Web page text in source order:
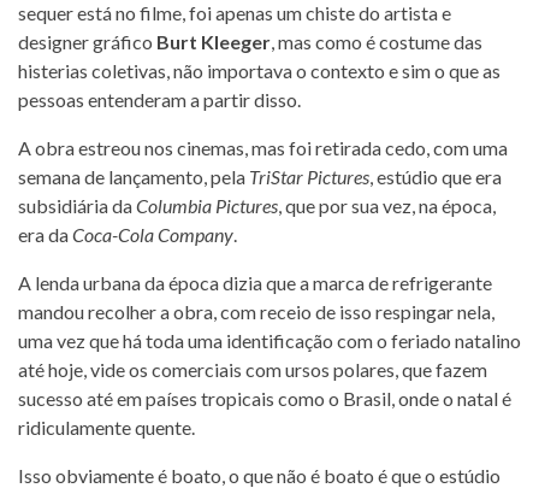
sequer está no filme, foi apenas um chiste do artista e
designer gráfico Burt Kleeger, mas como é costume das
histerias coletivas, não importava o contexto e sim o que as
pessoas entenderam a partir disso.
A obra estreou nos cinemas, mas foi retirada cedo, com uma
semana de lançamento, pela TriStar Pictures, estúdio que era
subsidiária daColumbia Pictures, que por sua vez, na época,
era daCoca-Cola Company.
A lenda urbana da época dizia que a marca de refrigerante
mandou recolher a obra, com receio de isso respingar nela,
uma vez que há toda uma identificação com o feriado natalino
até hoje, vide os comerciais com ursos polares, que fazem
sucesso até em países tropicais como o Brasil, onde o natal é
ridiculamente quente.
Isso obviamente é boato, o que não é boato é que o estúdio